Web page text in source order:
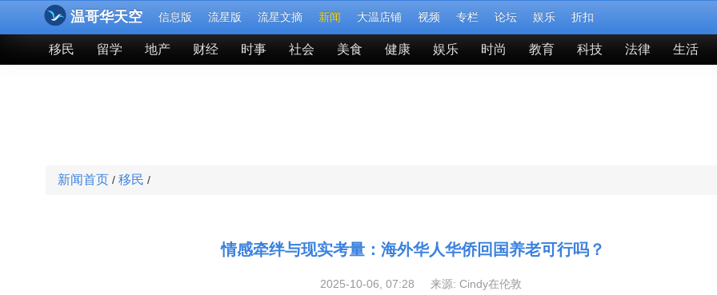
温哥华天空 信息版 流星版 流星文摘 新闻 大温店铺 视频 专栏 论坛 娱乐 折扣
移民 留学 地产 财经 时事 社会 美食 健康 娱乐 时尚 教育 科技 法律 生活
新闻首页 / 移民 /
情感牵绊与现实考量：海外华人华侨回国养老可行吗？
2025-10-06, 07:28 来源: Cindy在伦敦